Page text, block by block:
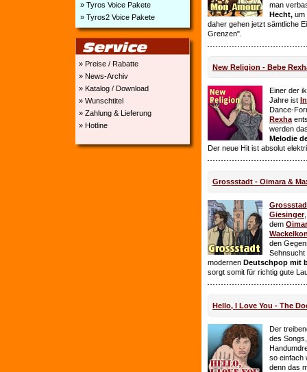
» Tyros Voice Pakete
» Tyros2 Voice Pakete
» Preise / Rabatte
» News-Archiv
» Katalog / Download
» Wunschtitel
» Zahlung & Lieferung
» Hotline
man
Hecht, um
daher gehen jetzt sämtliche
Grenzen".
New Religion - Bebe
Einer der
Jahre ist
Dance-
Rexha
werden
Melodie
Der neue Hit ist absolut
Grossstadt - Oimara &
Giesinger
dem
den
Sehnsucht
modernen Deutschpop mit
sorgt somit für richtig gute
Hello, I Love You - The
Der
des
so einfach
denn das